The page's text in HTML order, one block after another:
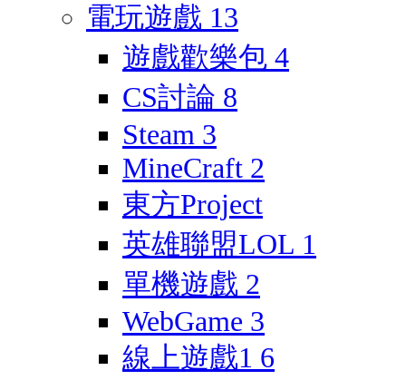
電玩遊戲 13
遊戲歡樂包 4
CS討論 8
Steam 3
MineCraft 2
東方Project
英雄聯盟LOL 1
單機遊戲 2
WebGame 3
線上遊戲1 6